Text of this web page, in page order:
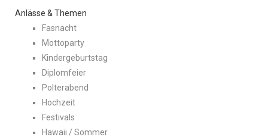
Anlässe & Themen
Fasnacht
Mottoparty
Kindergeburtstag
Diplomfeier
Polterabend
Hochzeit
Festivals
Hawaii / Sommer